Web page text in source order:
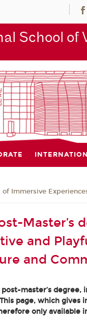
School of
Immersive
Master’s
and
and
master’s degree,
page, which
only available